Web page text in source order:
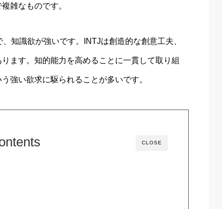
雑なものです。
知識欲が強いです。INTJは創造的な創意工夫、
ます。知的能力を高めることに一貫して取り組
強い欲求に駆られることが多いです。
CLOSE